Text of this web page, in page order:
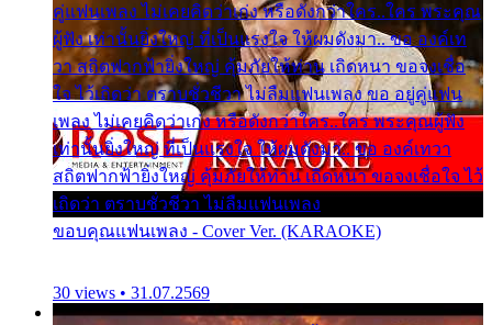
คู่แฟนเพลง ไม่เคยคิดว่าเก่ง หรือดังกว่าใคร..ใคร พระคุณ
ผู้ฟัง เท่านั้นยิ่งใหญ่ ที่เป็นแรงใจ ให้ผมดังมา.. ขอ องค์เท
วา สถิตฟากฟ้ายิ่งใหญ่ คุ้มภัยให้ท่าน เถิดหนา ขอจงเชื่อ
ใจ ไว้เถิดว่า ตราบชั่วชีวา ไม่ลืมแฟนเพลง ขอ อยู่คู่แฟน
เพลง ไม่เคยคิดว่าเก่ง หรือดังกว่าใคร..ใคร พระคุณผู้ฟัง
เท่านั้นยิ่งใหญ่ ที่เป็นแรงใจ ให้ผมดังมา.. ขอ องค์เทวา
สถิตฟากฟ้ายิ่งใหญ่ คุ้มภัยให้ท่าน เถิดหนา ขอจงเชื่อใจ ไว้
เถิดว่า ตราบชั่วชีวา ไม่ลืมแฟนเพลง
ขอบคุณแฟนเพลง - Cover Ver. (KARAOKE)
30 views • 31.07.2569